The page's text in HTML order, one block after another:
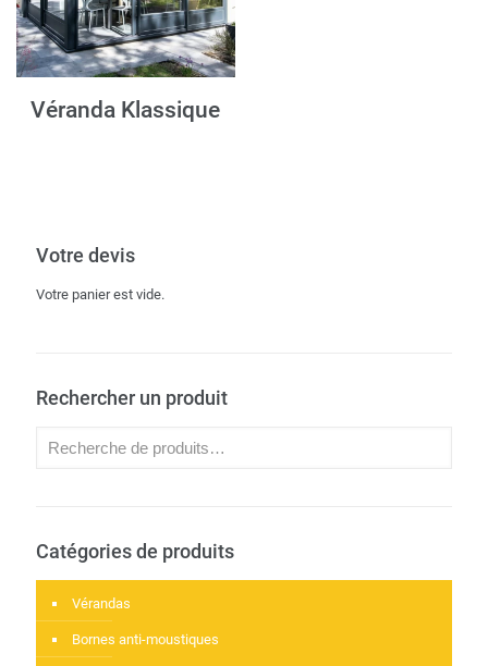
Véranda Klassique
Votre devis
Votre panier est vide.
Rechercher un produit
Catégories de produits
Vérandas
Bornes anti-moustiques